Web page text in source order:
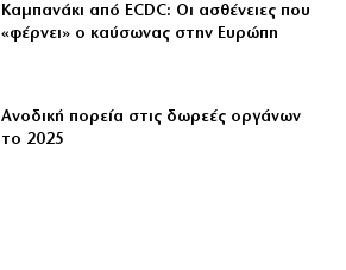
Καμπανάκι από ECDC: Οι ασθένειες που
«φέρνει» ο καύσωνας στην Ευρώπη
Ανοδική πορεία στις δωρεές οργάνων
το 2025